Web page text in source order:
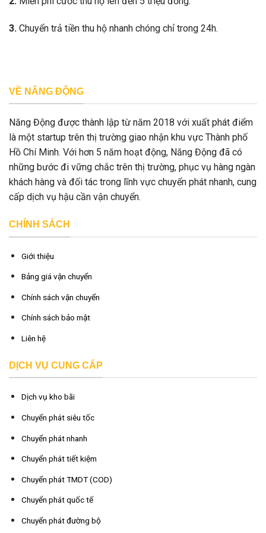
3. Chuyển trả tiền thu hộ nhanh chóng chỉ trong 24h.
VỀ NĂNG ĐỘNG
Năng Động được thành lập từ năm 2018 với xuất phát điểm
là một startup trên thị trường giao nhận khu vực Thành phố
Hồ Chí Minh. Với hơn 5 năm hoạt động, Năng Động đã có
những bước đi vững chắc trên thị trường, phục vụ hàng ngàn
khách hàng và đối tác trong lĩnh vực chuyển phát nhanh, cung
cấp dịch vụ hậu cần vận chuyển.
CHÍNH SÁCH
Giới thiệu
Bảng giá vận chuyển
Chính sách vận chuyển
Chính sách bảo mật
Liên hệ
DỊCH VỤ CUNG CẤP
Dịch vụ kho bãi
Chuyển phát siêu tốc
Chuyển phát nhanh
Chuyển phát tiết kiệm
Chuyển phát TMDT (COD)
Chuyển phát quốc tế
Chuyển phát đường bộ